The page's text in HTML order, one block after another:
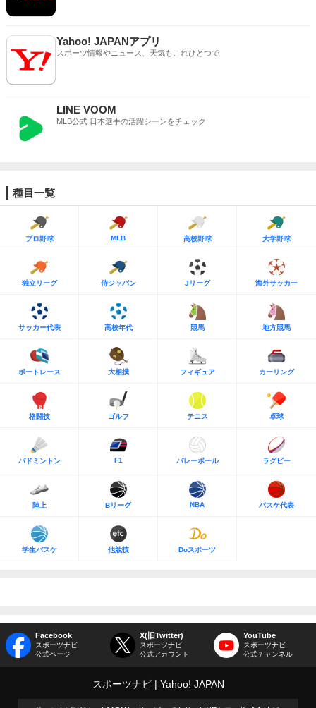
Yahoo! JAPANアプリ
スポーツ情報やニュース、天気もこれひとつで
LINE VOOM
MLB公式 日本選手の活躍シーンをチェック
種目一覧
プロ野球 MLB 高校野球 大学野球
独立リーグ 侍ジャパン Jリーグ 海外サッカー
サッカー代表 高校年代 競馬 地方競馬
ボートレース 大相撲 フィギュア カーリング
格闘技 ゴルフ テニス 卓球
バドミントン F1 バレーボール ラグビー
陸上 Bリーグ NBA バスケ代表
学生バスケ 他競技 Doスポーツ
Facebook
スポーツナビ
公式ページ
X(旧Twitter)
スポーツナビ
公式アカウント
YouTube
スポーツナビ
公式チャンネル
スポーツナビ Yahoo! JAPAN